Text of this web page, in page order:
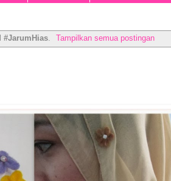
#JarumHias. Tampilkan semua postingan